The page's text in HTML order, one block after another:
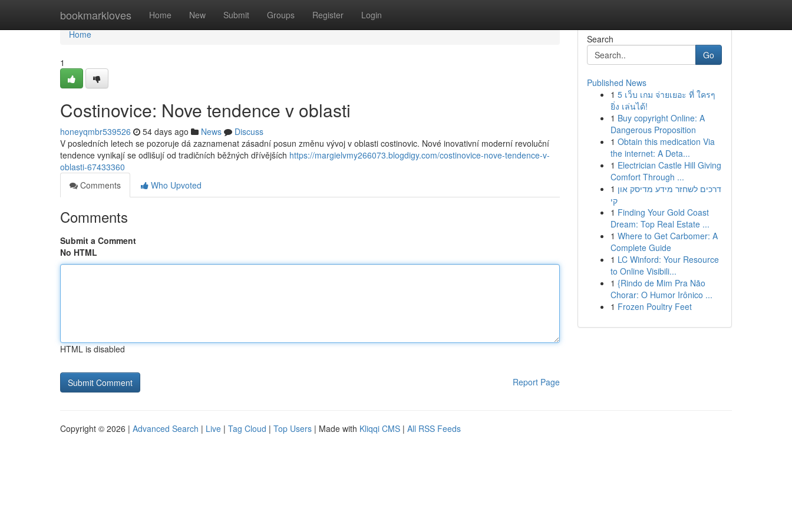
bookmarkloves Home New Submit Groups Register Login
Home
Home
1
Costinovice: Nove tendence v oblasti
honeyqmbr539526 54 days ago News
Discuss
V posledních letech se pozoruje dá zaznamenat zásadní posun změnu vývoj v oblasti costinovic. Nové inovativní moderní revoluční
tendence vynikají se odlišují od tradičních běžných dřívějších https://margielvmy266073.blogdigy.com/costinovice-nove-tendence-v-
oblasti-67433360
Comments
Who Upvoted
Comments
Submit a Comment
No HTML
HTML is disabled
Report Page
Search
Go
Published News
1 5 เว็บ เกม จ่ายเยอะ ที่ ใครๆ
ยิ่ง เล่นได้!
1 Buy copyright Online: A
Dangerous Proposition
1 Obtain this medication Via
the internet: A Deta...
1 Electrician Castle Hill Giving
Comfort Through ...
1 דרכים לשחזר מידע מדיסק און
קי
1 Finding Your Gold Coast
Dream: Top Real Estate ...
1 Where to Get Carbomer: A
Complete Guide
1 LC Winford: Your Resource
to Online Visibili...
1 {Rindo de Mim Pra Não
Chorar: O Humor Irônico ...
1 Frozen Poultry Feet
Copyright © 2026 | Advanced Search | Live | Tag Cloud | Top Users | Made with Kliqqi CMS | All RSS Feeds